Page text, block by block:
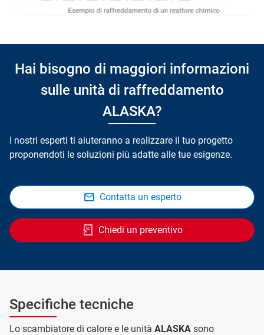
Hai bisogno di maggiori informazioni
sulle unità di raffreddamento
ALASKA?
I nostri esperti ti aiuteranno a realizzare il tuo progetto
proponendoti le soluzioni più adatte alle tue esigenze.
Contatta un esperto
Chiedi un preventivo
Specifiche tecniche
Lo scambiatore di calore e le unità ALASKA sono